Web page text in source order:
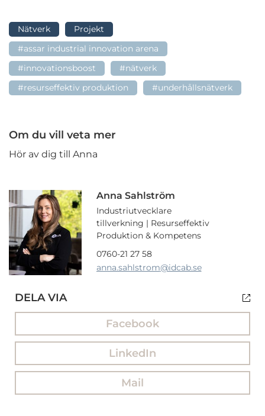
Nätverk
Projekt
#assar industrial innovation arena
#innovationsboost
#nätverk
#resurseffektiv produktion
#underhållsnätverk
Om du vill veta mer
Hör av dig till Anna
Anna Sahlström
Industriutvecklare
tillverkning | Resurseffektiv
Produktion & Kompetens
0760-21 27 58
anna.sahlstrom@idcab.se
DELA VIA
Facebook
LinkedIn
Mail